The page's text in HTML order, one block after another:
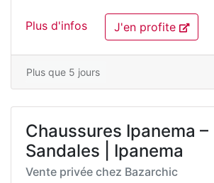
Plus d'infos J'en profite
Plus que 5 jours
Chaussures Ipanema –
Sandales | Ipanema
Vente privée chez Bazarchic